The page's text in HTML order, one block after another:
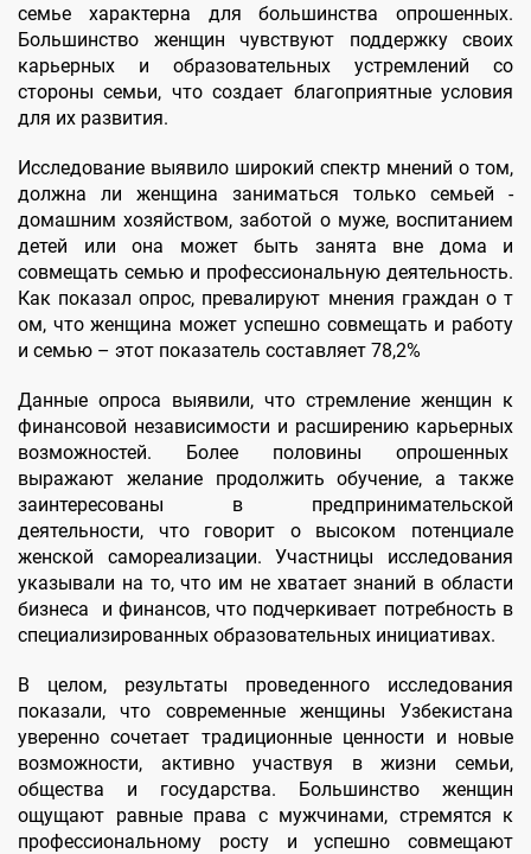
семье характерна для большинства опрошенных.
Большинство женщин чувствуют поддержку своих
карьерных и образовательных устремлений со
стороны семьи, что создает благоприятные условия
для их развития.
Исследование выявило широкий спектр мнений о том,
должна ли женщина заниматься только семьей -
домашним хозяйством, заботой о муже, воспитанием
детей или она может быть занята вне дома и
совмещать семью и профессиональную деятельность.
Как показал опрос, превалируют мнения граждан о т
ом, что женщина может успешно совмещать и работу
и семью – этот показатель составляет 78,2%
Данные опроса выявили, что стремление женщин к
финансовой независимости и расширению карьерных
возможностей. Более половины опрошенных
выражают желание продолжить обучение, а также
заинтересованы в предпринимательской
деятельности, что говорит о высоком потенциале
женской самореализации. Участницы исследования
указывали на то, что им не хватает знаний в области
бизнеса и финансов, что подчеркивает потребность в
специализированных образовательных инициативах.
В целом, результаты проведенного исследования
показали, что современные женщины Узбекистана
уверенно сочетает традиционные ценности и новые
возможности, активно участвуя в жизни семьи,
общества и государства. Большинство женщин
ощущают равные права с мужчинами, стремятся к
профессиональному росту и успешно совмещают